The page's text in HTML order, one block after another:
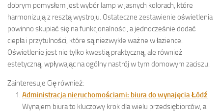
dobrym pomysłem jest wybór lamp w jasnych kolorach, które
harmonizują z resztą wystroju. Ostateczne zestawienie oświetlenia
powinno skupiać się na funkcjonalności, a jednocześnie dodać
ciepła i przytulności, które są niezwykle ważne w łazience.
Oświetlenie jest nie tylko kwestią praktyczną, ale również
estetyczną, wpływając na ogólny nastrój w tym domowym zaciszu.
Zainteresuje Cię również:
Administracja nieruchomościami: biura do wynajęcia Łódź
Wynajem biura to kluczowy krok dla wielu przedsiębiorców, a